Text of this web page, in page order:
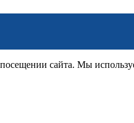
сайта. Мы